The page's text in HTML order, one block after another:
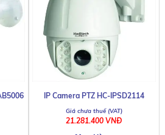
IP Camera PTZ HC-IPSD2114
21.281.400 VNĐ